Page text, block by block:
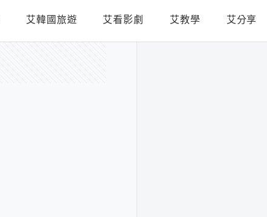
艾韓國旅遊 艾看影劇 艾教學 艾分享